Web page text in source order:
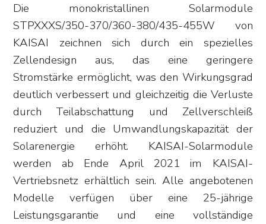
Die monokristallinen Solarmodule
STPXXXS/350-370/360-380/435-455W von
KAISAI zeichnen sich durch ein spezielles
Zellendesign aus, das eine geringere
Stromstärke ermöglicht, was den Wirkungsgrad
deutlich verbessert und gleichzeitig die Verluste
durch Teilabschattung und Zellverschleiß
reduziert und die Umwandlungskapazität der
Solarenergie erhöht. KAISAI-Solarmodule
werden ab Ende April 2021 im KAISAI-
Vertriebsnetz erhältlich sein. Alle angebotenen
Modelle verfügen über eine 25-jährige
Leistungsgarantie und eine vollständige